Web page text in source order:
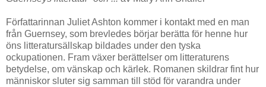
Författarinnan Juliet Ashton kommer i kontakt med en man
från Guernsey, som brevledes börjar berätta för henne hur
öns litteratursällskap bildades under den tyska
ockupationen. Fram växer berättelser om litteraturens
betydelse, om vänskap och kärlek. Romanen skildrar fint hur
människor sluter sig samman till stöd för varandra under